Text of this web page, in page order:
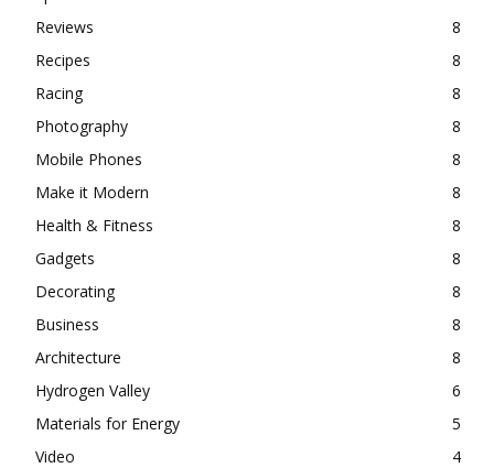
Reviews
8
Recipes
8
Racing
8
Photography
8
Mobile Phones
8
Make it Modern
8
Health & Fitness
8
Gadgets
8
Decorating
8
Business
8
Architecture
8
Hydrogen Valley
6
Materials for Energy
5
Video
4